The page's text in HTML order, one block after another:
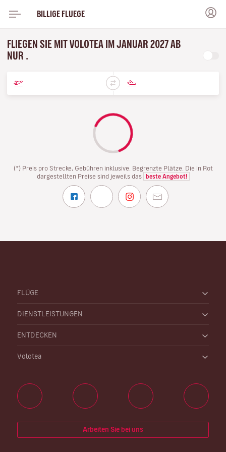
BILLIGE FLUEGE
FLIEGEN SIE MIT VOLOTEA IM JANUAR 2027 AB
NUR .
(*) Preis pro Strecke, Gebühren inklusive. Begrenzte Plätze. Die in Rot
dargestellten Preise sind jeweils das
beste Angebot!
FLÜGE
DIENSTLEISTUNGEN
ENTDECKEN
Volotea
Arbeiten Sie bei uns